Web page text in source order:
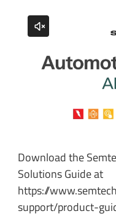
Download the
Solutions Guide at
https://
support/product-